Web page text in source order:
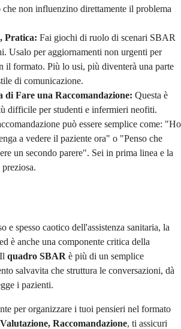
che non influenzino direttamente il problema
Pratica: Fai giochi di ruolo di scenari SBAR
Usalo per aggiornamenti non urgenti per
il formato. Più lo usi, più diventerà una parte
di comunicazione.
di Fare una Raccomandazione: Questa è
difficile per studenti e infermieri neofiti.
può essere semplice come: "Ho
a vedere il paziente ora" o "Penso che
un secondo parere". Sei in prima linea e la
e spesso caotico dell'assistenza sanitaria, la
è anche una componente critica della
quadro SBAR è più di un semplice
salvavita che struttura le conversazioni, dà
i pazienti.
per organizzare i tuoi pensieri nel formato
Raccomandazione, ti assicuri